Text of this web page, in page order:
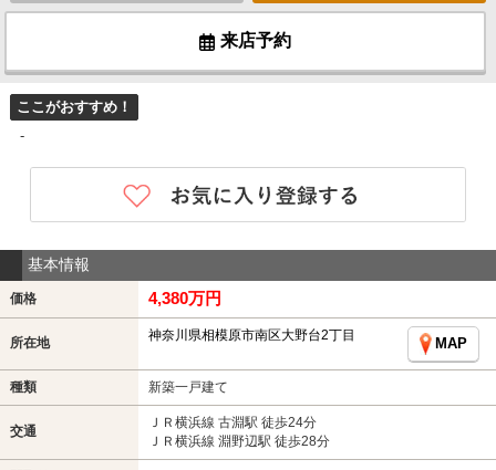
来店予約
ここがおすすめ！
-
基本情報
価格 4,380万円
所在地 神奈川県相模原市南区大野台2丁目
MAP
種類 新築一戸建て
交通
ＪＲ横浜線 古淵駅 徒歩24分
ＪＲ横浜線 淵野辺駅 徒歩28分